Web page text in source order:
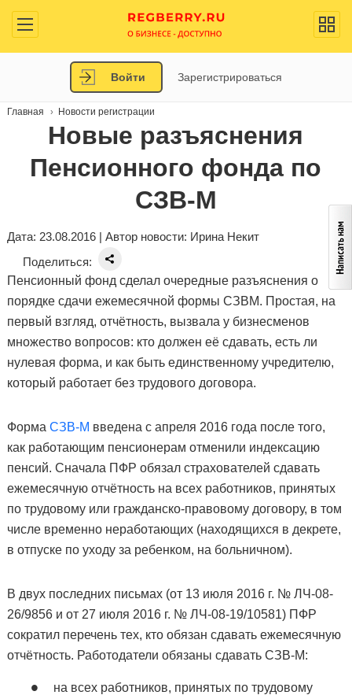
Войти Зарегистрироваться
Главная Новости регистрации
Новые разъяснения
Пенсионного фонда по
СЗВ-М
Дата: 23.08.2016 | Автор новости: Ирина Некит
Поделиться:
Пенсионный фонд сделал очередные разъяснения о
порядке сдачи ежемесячной формы СЗВМ. Простая, на
первый взгляд, отчётность, вызвала у бизнесменов
множество вопросов: кто должен её сдавать, есть ли
нулевая форма, и как быть единственному учредителю,
который работает без трудового договора.
Форма СЗВ-М введена с апреля 2016 года после того,
как работающим пенсионерам отменили индексацию
пенсий. Сначала ПФР обязал страхователей сдавать
ежемесячную отчётность на всех работников, принятых
по трудовому или гражданско-правовому договору, в том
числе временно неработающих (находящихся в декрете,
в отпуске по уходу за ребенком, на больничном).
В двух последних письмах (от 13 июля 2016 г. № ЛЧ-08-
26/9856 и от 27 июля 2016 г. № ЛЧ-08-19/10581) ПФР
сократил перечень тех, кто обязан сдавать ежемесячную
отчётность. Работодатели обязаны сдавать СЗВ-М:
на всех работников, принятых по трудовому